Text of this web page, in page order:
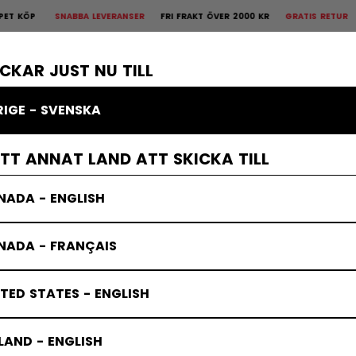
FRAKT ÖVER 2000 KRGRATIS RETUR30 DAGARS ÖPPET KÖP
Retur30 dagars öppet köp
KROPPSSKYDD MÅLVAKT
JUST NU TILL
- SVENSKA
ANNAT LAND ATT SKICKA TILL
- ENGLISH
- FRANÇAIS
STATES - ENGLISH
- ENGLISH